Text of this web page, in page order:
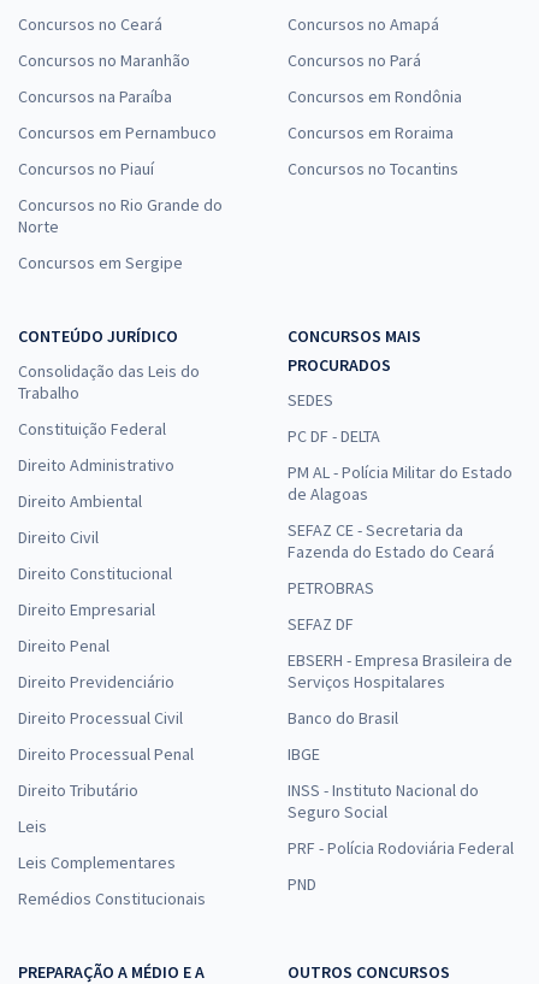
Concursos no Ceará
Concursos no Maranhão
Concursos na Paraíba
Concursos em Pernambuco
Concursos no Piauí
Concursos no Rio Grande do
Norte
Concursos em Sergipe
Concursos no Amapá
Concursos no Pará
Concursos em Rondônia
Concursos em Roraima
Concursos no Tocantins
CONTEÚDO JURÍDICO
Consolidação das Leis do
Trabalho
Constituição Federal
Direito Administrativo
Direito Ambiental
Direito Civil
Direito Constitucional
Direito Empresarial
Direito Penal
Direito Previdenciário
Direito Processual Civil
Direito Processual Penal
Direito Tributário
Leis
Leis Complementares
Remédios Constitucionais
CONCURSOS MAIS
PROCURADOS
SEDES
PC DF - DELTA
PM AL - Polícia Militar do Estado
de Alagoas
SEFAZ CE - Secretaria da
Fazenda do Estado do Ceará
PETROBRAS
SEFAZ DF
EBSERH - Empresa Brasileira de
Serviços Hospitalares
Banco do Brasil
IBGE
INSS - Instituto Nacional do
Seguro Social
PRF - Polícia Rodoviária Federal
PND
PREPARAÇÃO A MÉDIO E A
OUTROS CONCURSOS